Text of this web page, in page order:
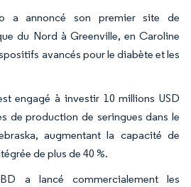
a annoncé son premier site de
du Nord à Greenville, en Caroline
avancés pour le diabète et les
engagé à investir 10 millions USD
de production de seringues dans le
augmentant la capacité de
de plus de 40 %.
a lancé commercialement les